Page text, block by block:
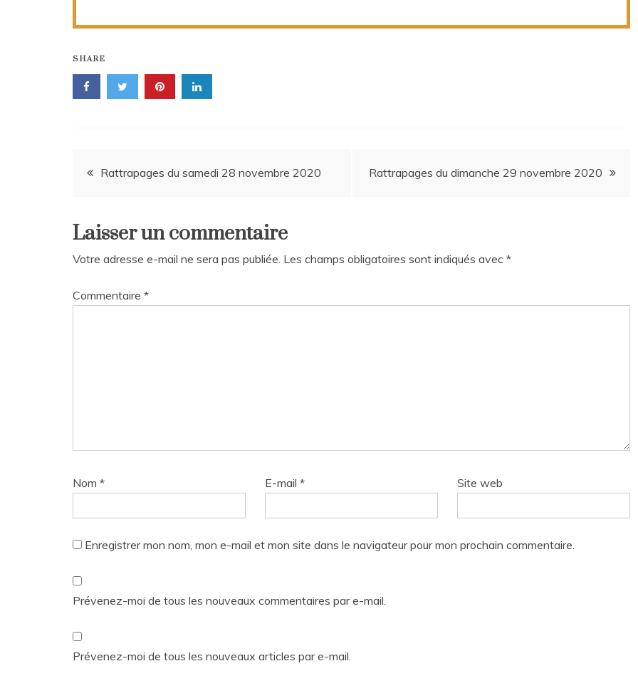
SHARE
Navigation
l’article
Rattrapages du samedi 28 novembre 2020 Rattrapages du dimanche 29 novembre 2020
Laisser un commentaire
Votre adresse e-mail ne sera pas publiée. Les champs obligatoires sont indiqués avec *
Commentaire *
Nom * E-mail* Site web
Enregistrer mon nom, mon e-mail et mon site dans le navigateur pour mon prochain commentaire.
Prévenez-moi de tous les nouveaux commentaires par e-mail.
Prévenez-moi de tous les nouveaux articles par e-mail.